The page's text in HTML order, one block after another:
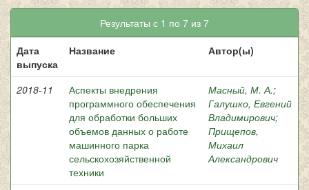
Результаты с 1 по 7 из 7
Дата
выпуска
Название Автор(ы)
2018-11
Аспекты внедрения
программного обеспечения
для обработки больших
объемов данных о работе
машинного парка
сельскохозяйственной
техники
Масный, М. А.;
Галушко, Евгений
Владимирович;
Прищепов,
Михаил
Александрович